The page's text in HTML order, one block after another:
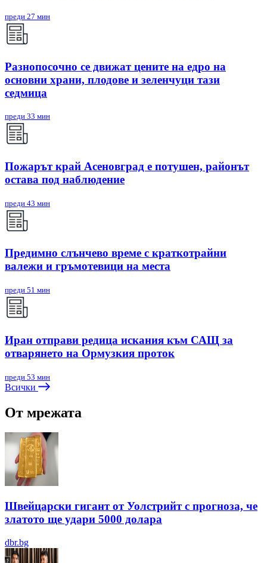
преди 27 мин
Разнопосочно се движат цените на едро на
основни храни, плодове и зеленчуци тази
седмица
преди 33 мин
Пожарът край Асеновград е потушен, районът
остава под наблюдение
преди 43 мин
Предимно слънчево време с краткотрайни
валежи и гръмотевици на места
преди 51 мин
Иран отправи редица искания към САЩ за
отварянето на Ормузкия проток
преди 53 мин
Всички
От мрежата
Швейцарски гигант от Уолстрийт с прогноза, че
златото ще удари 5000 долара
dbr.bg